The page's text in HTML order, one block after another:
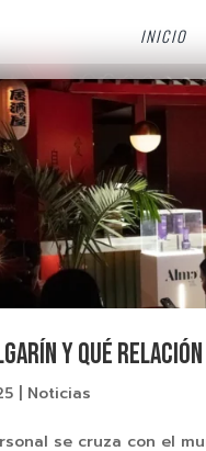
INICIO
y qué
Noticias
se cruza con el